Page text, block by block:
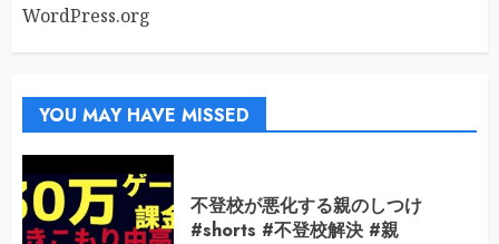
WordPress.org
YOU MAY HAVE MISSED
不登校が悪化する親のしつけ
#shorts #不登校解決 #親